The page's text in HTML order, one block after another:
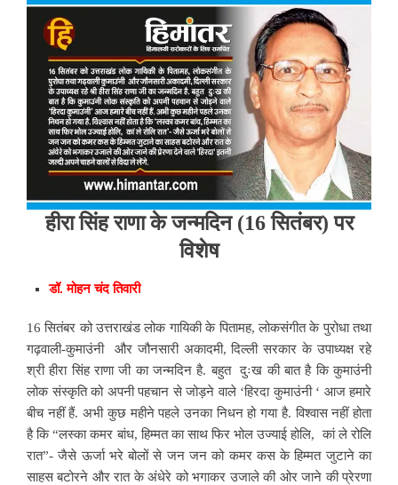
हीरा सिंह राणा के जन्मदिन (16 सितंबर) पर
विशेष
डॉ. मोहन चंद तिवारी
16 सितंबर को उत्तराखंड लोक गायिकी के पितामह, लोकसंगीत के पुरोधा तथा
गढ़वाली-कुमाउंनी और जौनसारी अकादमी, दिल्ली सरकार के उपाध्यक्ष रहे
श्री हीरा सिंह राणा जी का जन्मदिन है. बहुत दुःख की बात है कि कुमाउंनी
लोक संस्कृति को अपनी पहचान से जोड़ने वाले ‘हिरदा कुमाउंनी ‘ आज हमारे
बीच नहीं हैं.अभी कुछ महीने पहले उनका निधन हो गया है. विश्वास नहीं होता
है कि “लस्का कमर बांध, हिम्मत का साथ फिर भोल उज्याई होलि, कां ले रोलि
रात”- जैसे ऊर्जा भरे बोलों से जन जन को कमर कस के हिम्मत जुटाने का
साहस बटोरने और रात के अंधेरे को भगाकर उजाले की ओर जाने की प्रेरणा